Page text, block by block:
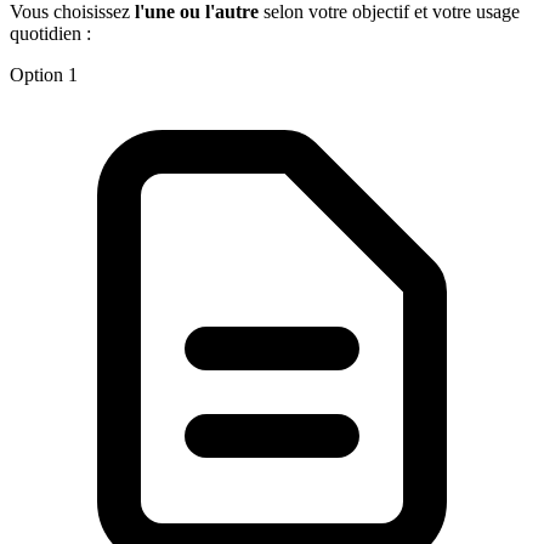
Vous choisissez l'une ou l'autre selon votre objectif et votre usage
quotidien :
Option 1